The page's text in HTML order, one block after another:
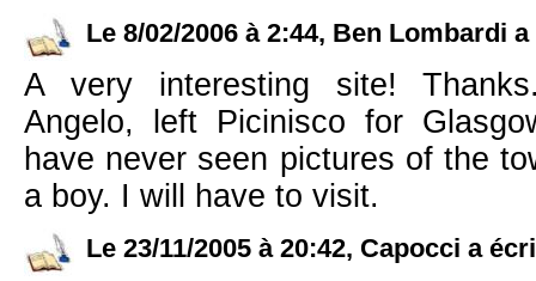
Le 8/02/2006 à 2:44, Ben Lombardi
A very interesting site!
Angelo, left Picinisco for
have never seen pictures of the
a boy. I will have to visit.
Le 23/11/2005 à 20:42, Capocci a